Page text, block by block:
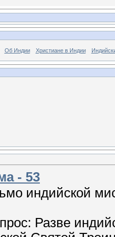
Об Индии Христиане в Индии
- 53
индийской
Разве